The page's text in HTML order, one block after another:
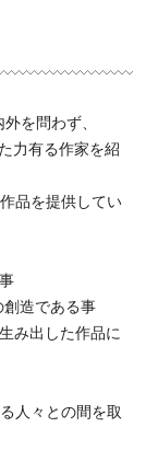
を問わず、
力有る作家を紹
品を提供してい
造である事
み出した作品に
人々との間を取